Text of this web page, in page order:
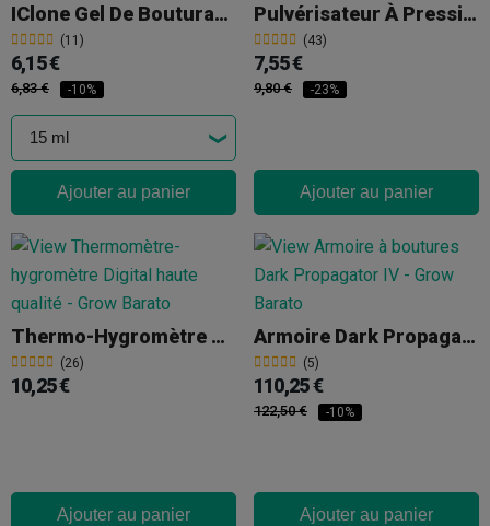
IClone Gel De Bouturage
(11)
6,15 €
6,83 € -10%
Ajouter au panier
Pulvérisateur À Pression 2 L
(43)
7,55 €
9,80 € -23%
Ajouter au panier
Thermo-Hygromètre Max-Min Digital
(26)
10,25 €
Ajouter au panier
Armoire Dark Propagator IV 90 X 60 X 98 Cm R4.0
(5)
110,25 €
122,50 € -10%
Ajouter au panier